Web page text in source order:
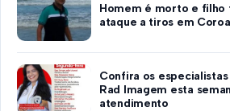
Homem é morto e filho
ataque a tiros em
Confira os
Rad Imagem esta
atendimento